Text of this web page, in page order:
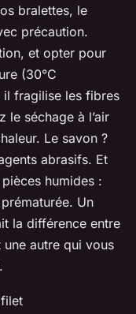
bralettes, le
précaution.
et opter pour
(30°C
il fragilise les fibres
le séchage à l’air
Le savon ?
abrasifs. Et
humides :
Un
la différence entre
autre qui vous